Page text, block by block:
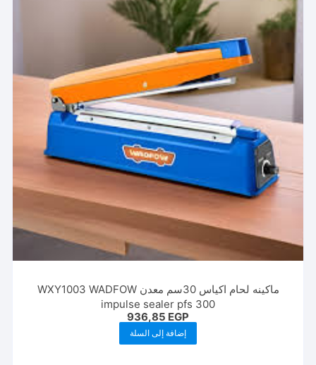
ماكينه لحام اكياس 30سم معدن WXY1003 WADFOW
impulse sealer pfs 300
936,85 EGP
إضافة إلى السلة